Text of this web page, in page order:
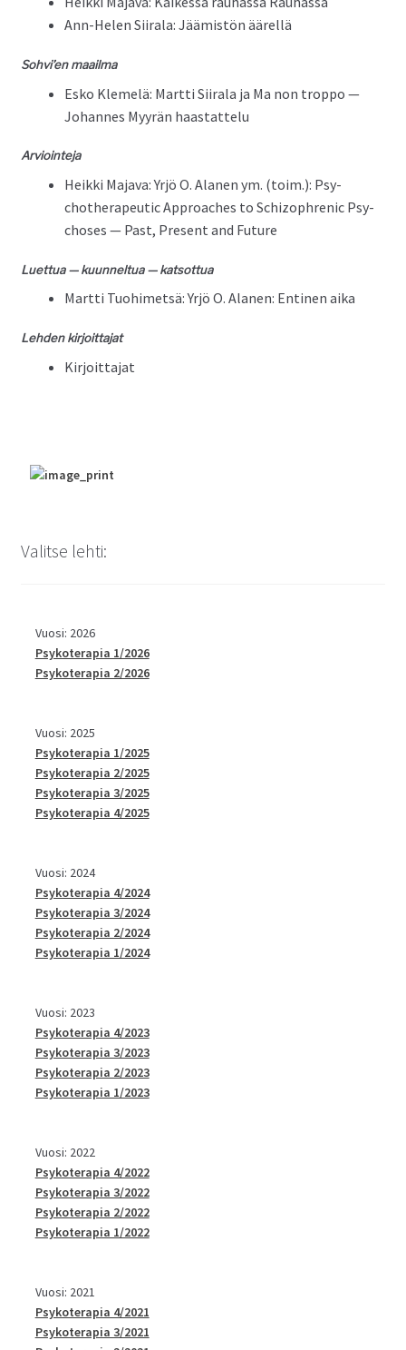
Ann-Helen Siirala: Jäämistön äärellä
Sohvi’en maail­ma
Esko Klemelä: Mart­ti Siirala ja Ma non trop­po —
Johannes Myyrän haastattelu
Arvioin­te­ja
Heik­ki Maja­va: Yrjö O. Ala­nen ym. (toim.): Psy­
chother­a­peu­tic Approach­es to Schiz­o­phrenic Psy­
choses — Past, Present and Future
Luet­tua — kuun­nel­tua — katsottua
Mart­ti Tuo­himet­sä: Yrjö O. Ala­nen: Enti­nen aika
Lehden kir­joit­ta­jat
Kir­joit­ta­jat
Valitse lehti:
Vuosi: 2026
Psykoterapia 1/2026
Psykoterapia 2/2026
Vuosi: 2025
Psykoterapia 1/2025
Psykoterapia 2/2025
Psykoterapia 3/2025
Psykoterapia 4/2025
Vuosi: 2024
Psykoterapia 4/2024
Psykoterapia 3/2024
Psykoterapia 2/2024
Psykoterapia 1/2024
Vuosi: 2023
Psykoterapia 4/2023
Psykoterapia 3/2023
Psykoterapia 2/2023
Psykoterapia 1/2023
Vuosi: 2022
Psykoterapia 4/2022
Psykoterapia 3/2022
Psykoterapia 2/2022
Psykoterapia 1/2022
Vuosi: 2021
Psykoterapia 4/2021
Psykoterapia 3/2021